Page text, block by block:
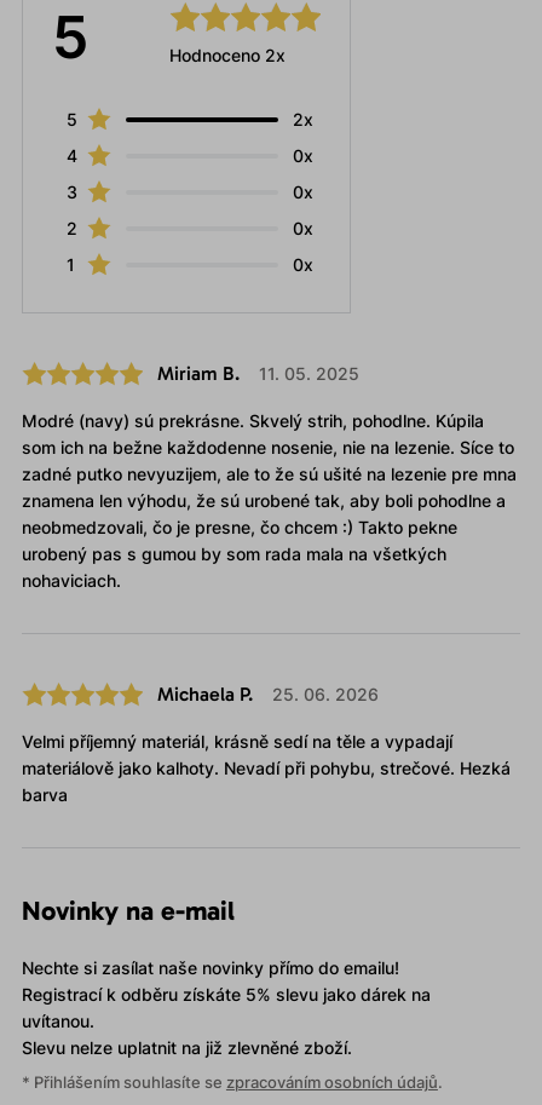
5 Hodnoceno 2x
5
2x
4
0x
3
0x
2
0x
1
0x
Miriam B. 11. 05. 2025
Modré (navy) sú prekrásne. Skvelý strih, pohodlne. Kúpila
som ich na bežne každodenne nosenie, nie na lezenie. Síce to
zadné putko nevyuzijem, ale to že sú ušité na lezenie pre mna
znamena len výhodu, že sú urobené tak, aby boli pohodlne a
neobmedzovali, čo je presne, čo chcem :) Takto pekne
urobený pas s gumou by som rada mala na všetkých
nohaviciach.
Michaela P. 25. 06. 2026
Velmi příjemný materiál, krásně sedí na těle a vypadají
materiálově jako kalhoty. Nevadí při pohybu, strečové. Hezká
barva
Novinky na e-mail
Nechte si zasílat naše novinky přímo do emailu!
Registrací k odběru získáte 5% slevu jako dárek na
uvítanou.
Slevu nelze uplatnitna již zlevněné zboží.
* Přihlášením souhlasíte se zpracováním osobních údajů.